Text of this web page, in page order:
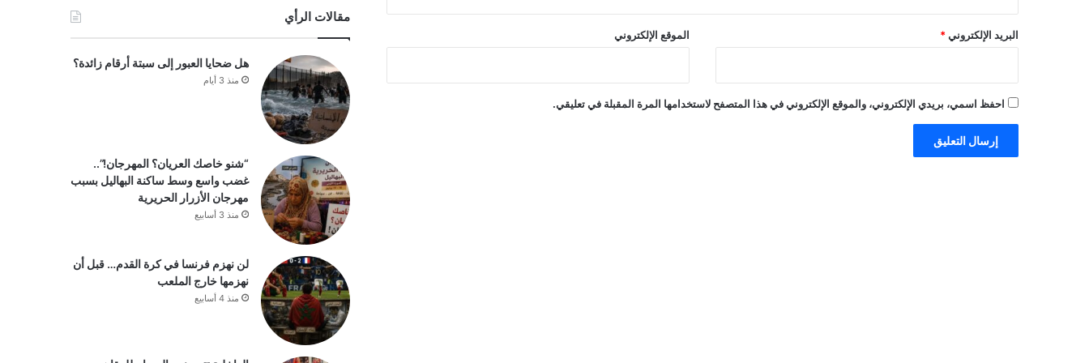
البريد الإلكتروني * الموقع الإلكتروني
احفظ اسمي، بريدي الإلكتروني، والموقع الإلكتروني في هذا المتصفح لاستخدامها المرة المقبلة في تعليقي.
مقالات الرأي
هل ضحايا العبور إلى سبتة أرقام زائدة؟
منذ 3 أيام
“شنو خاصك العريان؟ المهرجان!”..
غضب واسع وسط ساكنة البهاليل بسبب
مهرجان الأزرار الحريرية
منذ 3 أسابيع
لن نهزم فرنسا في كرة القدم… قبل أن
نهزمها خارج الملعب
منذ 4 أسابيع